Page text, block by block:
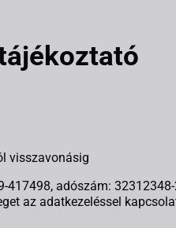
visszavonásig
417498, adószám:
az adatkezeléssel